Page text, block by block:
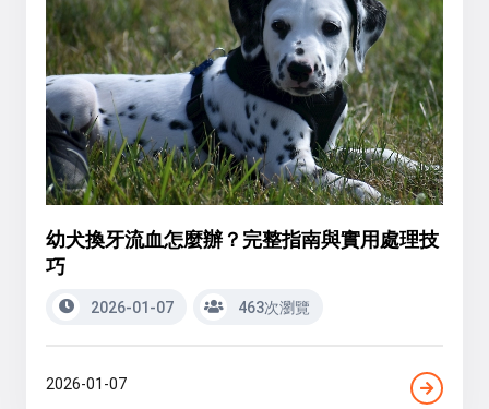
幼犬換牙流血怎麼辦？完整指南與實用處理技
巧
2026-01-07 463次瀏覽
2026-01-07